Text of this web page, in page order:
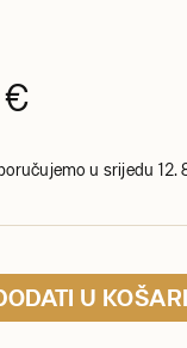
u srijedu 12.
U